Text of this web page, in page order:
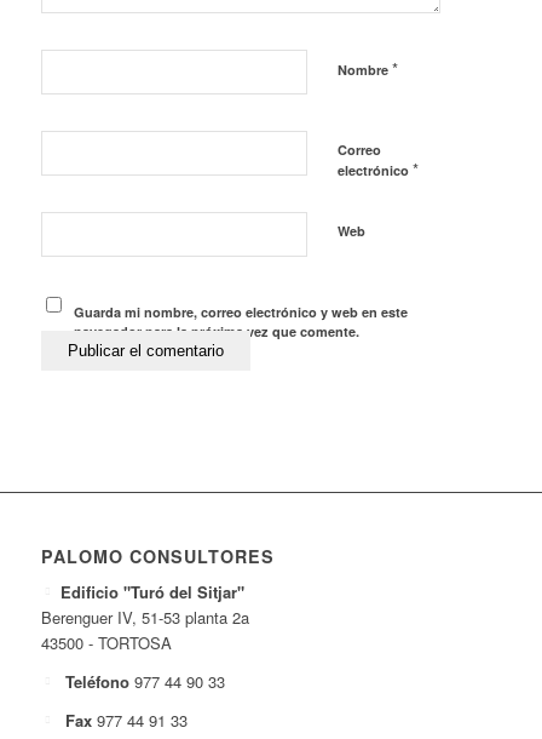
Nombre *
Correo
electrónico *
Web
Guarda mi nombre, correo electrónico y web en este
navegador para la próxima vez que comente.
PALOMO CONSULTORES
Edificio "Turó del Sitjar"
Berenguer IV, 51-53 planta 2a
43500 - TORTOSA
Teléfono 977 44 90 33
Fax 977 44 91 33